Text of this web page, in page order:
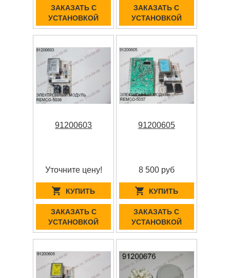
ЗАКАЗАТЬ С
УСТАНОВКОЙ
ЗАКАЗАТЬ С
УСТАНОВКОЙ
91200603
Уточните цену!
КУПИТЬ
ЗАКАЗАТЬ С
УСТАНОВКОЙ
91200605
8 500 руб
КУПИТЬ
ЗАКАЗАТЬ С
УСТАНОВКОЙ